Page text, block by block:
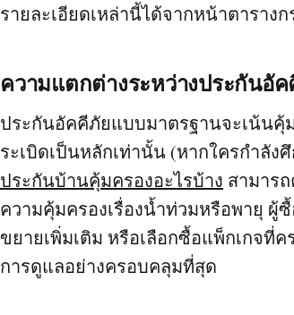
รายละเอียดเหล่านี้ได้จากหน้าตารา
ความแตกต่างระหว่างประกันอั
ประกันอัคคีภัยแบบมาตรฐานจะเน้นคุ้
ระเบิดเป็นหลักเท่านั้น (หากใครกำลั
ประกันบ้านคุ้มครองอะไรบ้าง สามาร
ความคุ้มครองเรื่องน้ำท่วมหรือพายุ
ขยายเพิ่มเติม หรือเลือกซื้อแพ็กเกจที่
การดูแลอย่างครอบคลุมที่สุด